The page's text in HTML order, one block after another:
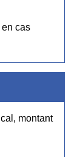
cas
montant